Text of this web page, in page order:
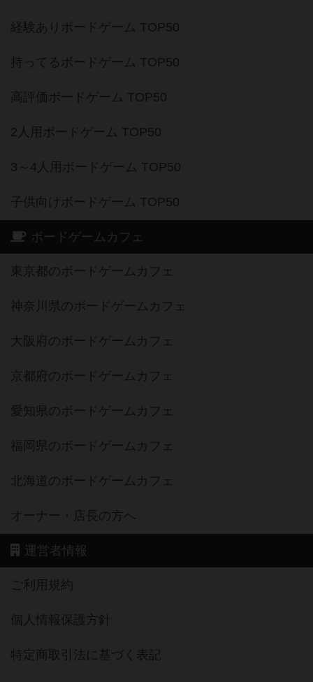
経験ありボードゲーム TOP50
持ってるボードゲーム TOP50
高評価ボードゲーム TOP50
2人用ボードゲーム TOP50
3～4人用ボードゲーム TOP50
子供向けボードゲーム TOP50
ボードゲームカフェ
東京都のボードゲームカフェ
神奈川県のボードゲームカフェ
大阪府のボードゲームカフェ
京都府のボードゲームカフェ
愛知県のボードゲームカフェ
福岡県のボードゲームカフェ
北海道のボードゲームカフェ
オーナー・店長の方へ
運営者情報
ご利用規約
個人情報保護方針
特定商取引法に基づく表記